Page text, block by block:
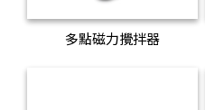
多點磁力攪拌器